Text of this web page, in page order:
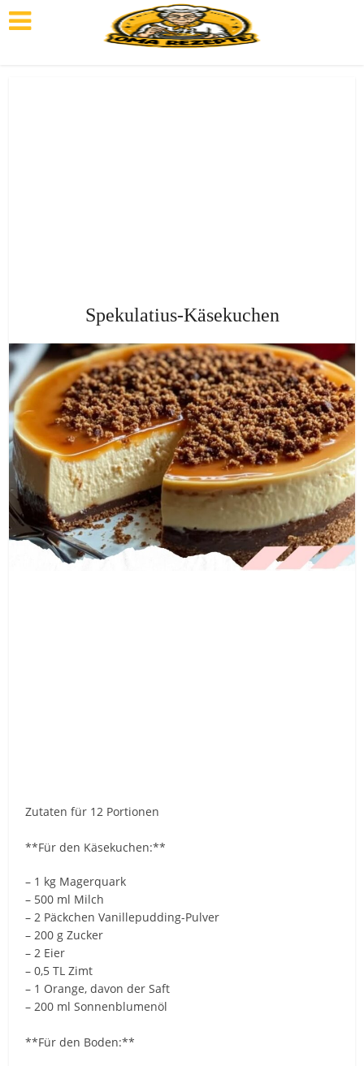
Spekulatius-Käsekuchen
Zutaten für 12 Portionen
**Für den Käsekuchen:**
– 1 kg Magerquark
– 500 ml Milch
– 2 Päckchen Vanillepudding-Pulver
– 200 g Zucker
– 2 Eier
– 0,5 TL Zimt
– 1 Orange, davon der Saft
– 200 ml Sonnenblumenöl
**Für den Boden:**